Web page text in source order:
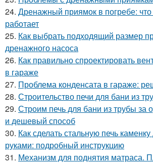
24. Дренажный приямок в погребе: что
работает
25. Как выбрать подходящий размер
дренажного насоса
26. Как правильно спроектировать
в гараже
27. Проблема конденсата в гараже:
28. Строительство печи для бани из
29. Строим печь для бани из трубы за
и дешевый способ
30. Как сделать стальную печь
руками: подробный инструкцию
31. Механизм для поднятия матраса.